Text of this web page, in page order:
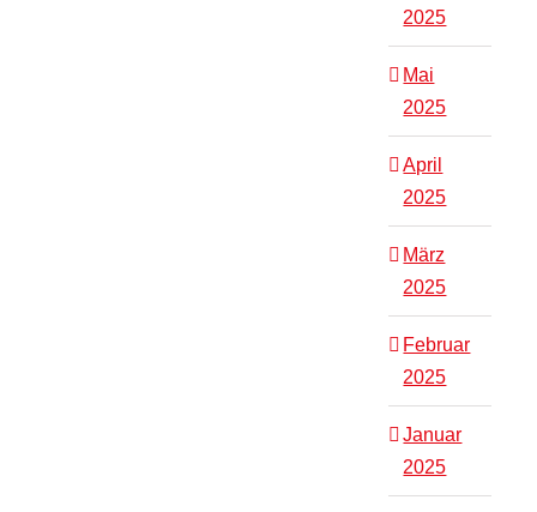
2025
Mai
2025
April
2025
März
2025
Februar
2025
Januar
2025